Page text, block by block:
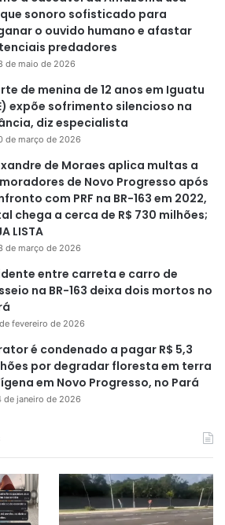
sonoro sofisticado para
o ouvido humano e afastar
predadores
de maio de 2026
de menina de 12 anos em Iguatu
expõe sofrimento silencioso na
diz especialista
de março de 2026
de Moraes aplica multas a
de Novo Progresso após
com PRF na BR-163 em 2022,
chega a cerca de R$ 730 milhões;
LISTA
de março de 2026
entre carreta e carro de
na BR-163 deixa dois mortos no
fevereiro de 2026
é condenado a pagar R$ 5,3
por degradar floresta em terra
em Novo Progresso, no Pará
de janeiro de 2026